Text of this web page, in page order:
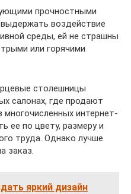
прочностными
воздействие
среды, ей не страшны
или горячими
столешницы
салонах, где продают
многочисленных интернет-
ее по цвету, размеру и
труда. Однако лучше
заказ.
яркий дизайн